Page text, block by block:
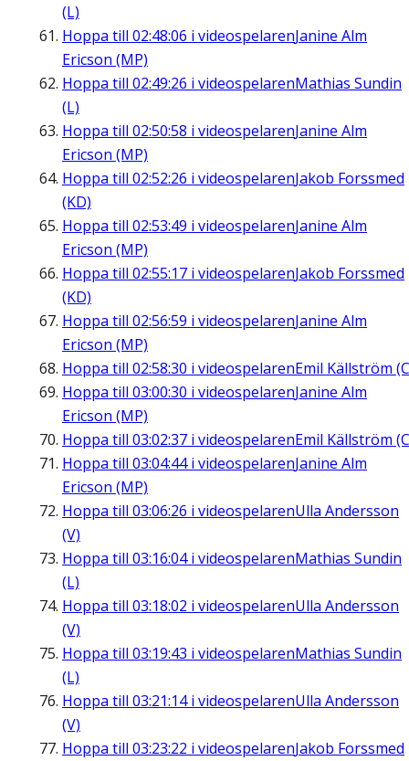
(L)
Hoppa till 02:48:06 i videospelarenJanine Alm
Ericson (MP)
Hoppa till 02:49:26 i videospelarenMathias Sundin
(L)
Hoppa till 02:50:58 i videospelarenJanine Alm
Ericson (MP)
Hoppa till 02:52:26 i videospelarenJakob Forssmed
(KD)
Hoppa till 02:53:49 i videospelarenJanine Alm
Ericson (MP)
Hoppa till 02:55:17 i videospelarenJakob Forssmed
(KD)
Hoppa till 02:56:59 i videospelarenJanine Alm
Ericson (MP)
Hoppa till 02:58:30 i videospelarenEmil Källström
Hoppa till 03:00:30 i videospelarenJanine Alm
Ericson (MP)
Hoppa till 03:02:37 i videospelarenEmil Källström
Hoppa till 03:04:44i videospelarenJanine Alm
Ericson (MP)
Hoppa till 03:06:26 i videospelarenUlla Andersson
(V)
Hoppa till 03:16:04i videospelarenMathias Sundin
(L)
Hoppa till 03:18:02 i videospelarenUlla Andersson
(V)
Hoppa till 03:19:43 i videospelarenMathias Sundin
(L)
Hoppa till 03:21:14i videospelarenUlla Andersson
(V)
Hoppa till 03:23:22 i videospelarenJakob Forssmed